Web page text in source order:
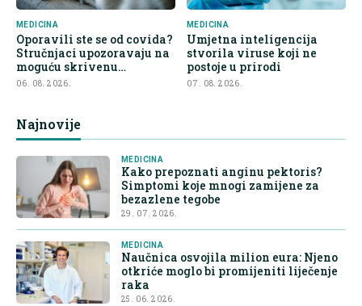
MEDICINA
Oporavili ste se od covida?
Stručnjaci upozoravaju na
moguću skrivenu
posljedicu
06. 08. 2026.
MEDICINA
Umjetna inteligencija
stvorila viruse koji ne
postoje u prirodi
07. 08. 2026.
Najnovije
MEDICINA
Kako prepoznati anginu pektoris?
Simptomi koje mnogi zamijene za
bezazlene tegobe
29. 07. 2026.
MEDICINA
Naučnica osvojila milion eura: Njeno
otkriće moglo bi promijeniti liječenje
raka
25. 06. 2026.